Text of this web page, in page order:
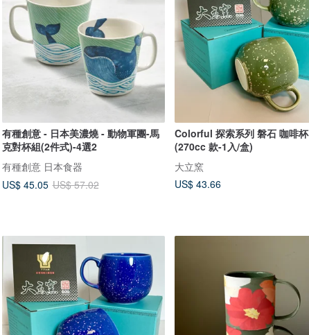
有種創意 - 日本美濃燒 - 動物軍團-馬
克對杯組(2件式)-4選2
有種創意 日本食器
US$ 45.05 US$ 57.02
Colorful 探索系列 磐石 咖啡杯
(270cc 款-1入/盒)
大立窯
US$ 43.66